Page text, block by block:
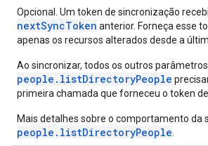
Opcional. Um token de sincronização
nextSyncToken anterior. Forneça esse
apenas os recursos alterados desde a
Ao sincronizar, todos os outros
people.listDirectoryPeople
primeira chamada que forneceu o token
Mais detalhes sobre o comportamento da
people.listDirectoryPeople